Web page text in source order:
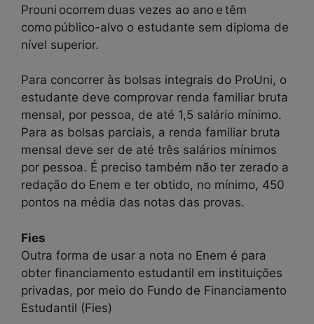
Prouni ocorrem duas vezes ao ano e têm
como público-alvo o estudante sem diploma de
nível superior.
Para concorrer às bolsas integrais do ProUni, o
estudante deve comprovar renda familiar bruta
mensal, por pessoa, de até 1,5 salário mínimo.
Para as bolsas parciais, a renda familiar bruta
mensal deve ser de até três salários mínimos
por pessoa. É preciso também não ter zerado a
redação do Enem e ter obtido, no mínimo, 450
pontos na média das notas das provas.
Fies
Outra forma de usar a nota no Enem é para
obter financiamento estudantil em instituições
privadas, por meio do Fundo de Financiamento
Estudantil (Fies)